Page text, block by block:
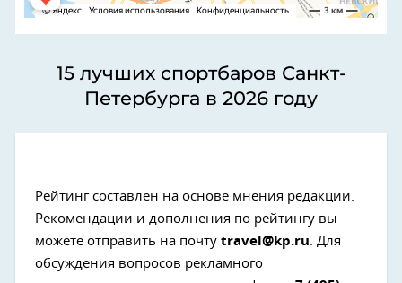
15 лучших спортбаров Санкт-
Петербурга в 2026 году
Рейтинг составлен на основе мнения редакции.
Рекомендации и дополнения по рейтингу вы
можете отправить на почту travel@kp.ru. Для
обсуждения вопросов рекламного